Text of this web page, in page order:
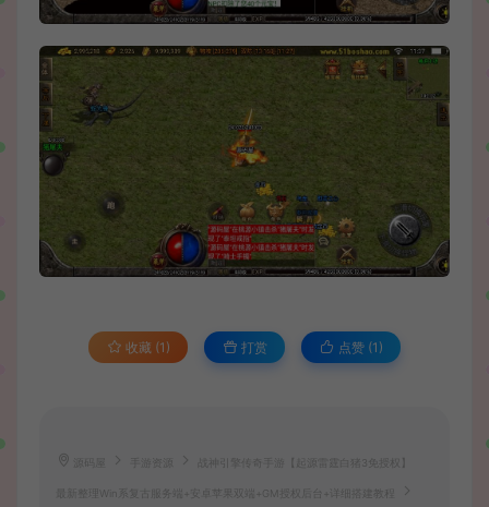
收藏 (1) 打赏 点赞 (1 )
手游资源 战神引擎传奇手游【起源雷霆白猪3免授权】
最新整理Win系复古服务端+安卓苹果双端+GM授权后台+详细搭建教程